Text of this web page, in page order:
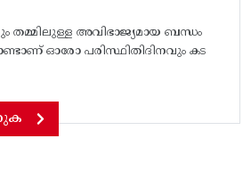
തമ്മിലുള്ള അവിഭാജ്യമായ ബന്ധം
ഓരോ പരിസ്ഥിതിദിനവും കട